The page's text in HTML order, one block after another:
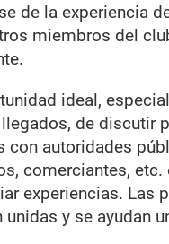
de la experiencia
miembros del
ideal,
de discutir
con autoridades
comerciantes, etc.
experiencias. Las
unidas y se ayudan